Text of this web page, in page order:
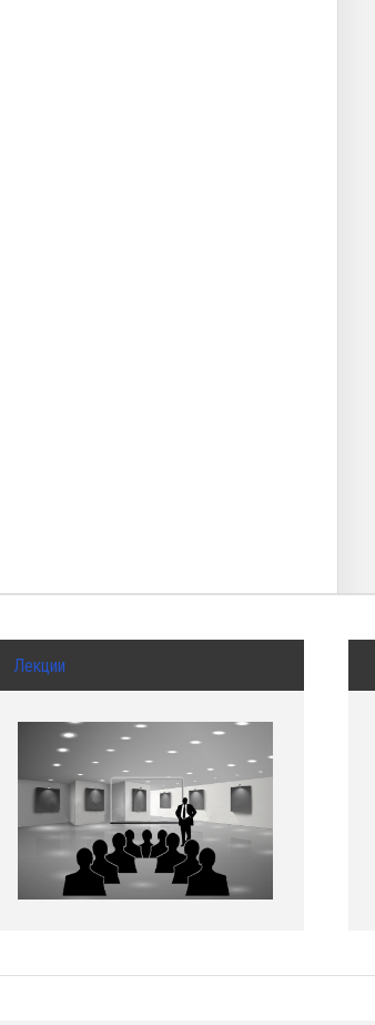
Лекции